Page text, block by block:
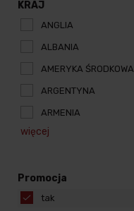
KRAJ
ANGLIA
ALBANIA
AMERYKA ŚRODKOWA
ARGENTYNA
ARMENIA
więcej
Promocja
tak